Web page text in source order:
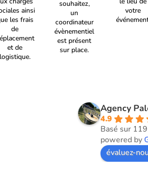
ainsi
les frais
de
et de
logistique.
souhaitez,
un
coordinateur
évènementiel
est présent
sur place.
votre
Agency
4.9
Basé sur
powered by
évaluez-